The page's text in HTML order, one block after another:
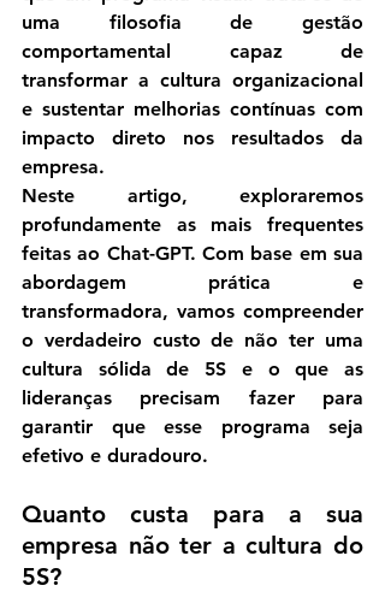
uma filosofia de gestão
comportamental capaz de
transformar a cultura organizacional
e sustentar melhorias contínuas com
impacto direto nos resultados da
empresa.
Neste artigo, exploraremos
profundamente as mais frequentes
feitas ao Chat-GPT. Com base em sua
abordagem prática e
o verdadeiro custo de não ter uma
cultura sólida de 5S e o que as
lideranças precisam fazer para
garantir que esse programa seja
efetivo e duradouro.
Quanto custa para a sua
empresa não ter a cultura do
5S?